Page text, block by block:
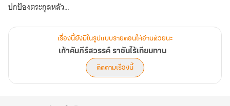
ปกป้องตระกูลหลัว
แต่ในโลกที่มีกฎแห่งผู้แข็งแกร่งเท่านั้นที่อยู่รอด เส้นทางของเขายังอีก
และทุกก้าวที่เขาเดิน — คือก้าวสู่การเป็น ราชันไร้เทียมทาน ผู้พิชิตสวรรค์
เก้าชั้นฟ้า! (บทที่ 281-320)
เรื่องนี้ยังมีในรูปแบบรายตอนให้อ่านด้วยนะ
เก้าคัมภีร์สวรรค์ ราชันไร้เทียมทาน
ติดตามเรื่องนี้